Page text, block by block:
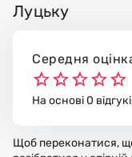
Луцьку
Середня
На основі 0
Щоб переконатися,